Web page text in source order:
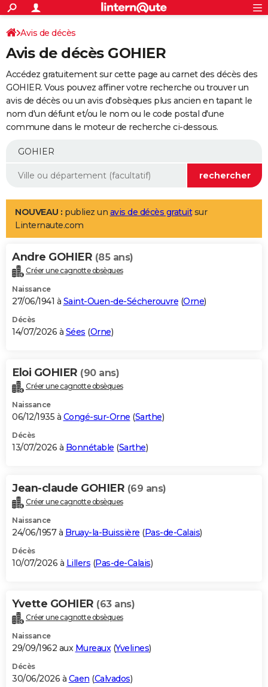
ACTUALITÉS
Politique
Société
Faits Divers
Education
Monde
Villes
+
SPORT
Coupe du monde 2026
Football
Tennis
Cyclisme
Rugby
Forum
Programme TV
TNT
Streaming
Cinéma
Sorties cinéma
Musique
+
FINANCE
Retraite
Epargne
Immobilier
Risques naturels par ville
Banque
Assurance
AUTO
Essais
Réserver un essai
Citadines
Berlines
SUV
Forum auto
+
Mobiles
Meilleur smartphone
Internet
Ordinateurs
Jeux vidéo
Guide high-tech
Aménagement intérieur
LIFESTYLE
Art de vivre
Bien-être
Loisirs
Mode
Modes de vie
Alimentation
Guide de la santé
Maladies
Médicaments
Sommeil
VOYAGE
Destinations
City break
Voyage nature
Voyage de noces
Forum
Climat
+PHOTO
GUIDES D'ACHAT
BONS PLANS
Carte de Noël
Carte Bonne année
Carte Saint-Valentin
Carte Pâques
Carte d'anniversaire
DICTIONNAIRE
Dictionnaire
Biographies
Citations
Expressions
Proverbes
PROGRAMME TV
S'inscrire
Se connecter
Lycées
Collèges
Primaires
Universités
Entreprises
Service militaire
Avis de recherche
AVIS DE DÉCÈS
Bricolage
Lifestyle
Culture
Sport
Auto
Television
Voyage
Cinema
Avis de décès
Avis de décès GOHIER
Accédez gratuitement sur cette page au carnet des décès des
GOHIER. Vous pouvez affiner votre recherche ou trouver un
avis de décès ou un avis d'obsèques plus ancien en tapant le
nom d'un défunt et/ou le nom ou le code postal d'une
commune dans le moteur de recherche ci-dessous.
NOUVEAU : publiez un avis de décès gratuitsur
Linternaute.com
Andre GOHIER (85 ans)
Créer une cagnotte obsèques
Naissance
27/06/1941 à Saint-Ouen-de-Sécherouvre (Orne)
Décès
14/07/2026 à Sées (Orne)
Eloi GOHIER (90 ans)
Créer une cagnotte obsèques
Naissance
06/12/1935 à Congé-sur-Orne (Sarthe)
Décès
13/07/2026 à Bonnétable (Sarthe)
Jean-claude GOHIER (69 ans)
Créer une cagnotte obsèques
Naissance
24/06/1957 à Bruay-la-Buissière (Pas-de-Calais)
Décès
10/07/2026 à Lillers (Pas-de-Calais)
Yvette GOHIER (63 ans)
Créer une cagnotte obsèques
Naissance
29/09/1962 aux Mureaux (Yvelines)
Décès
30/06/2026 à Caen (Calvados)